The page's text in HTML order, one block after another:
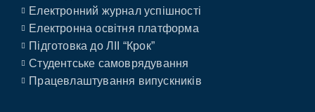
Електронний журнал успішності
Електронна освітня платформа
Підготовка до ЛІІ “Крок”
Студентське самоврядування
Працевлаштування випускників